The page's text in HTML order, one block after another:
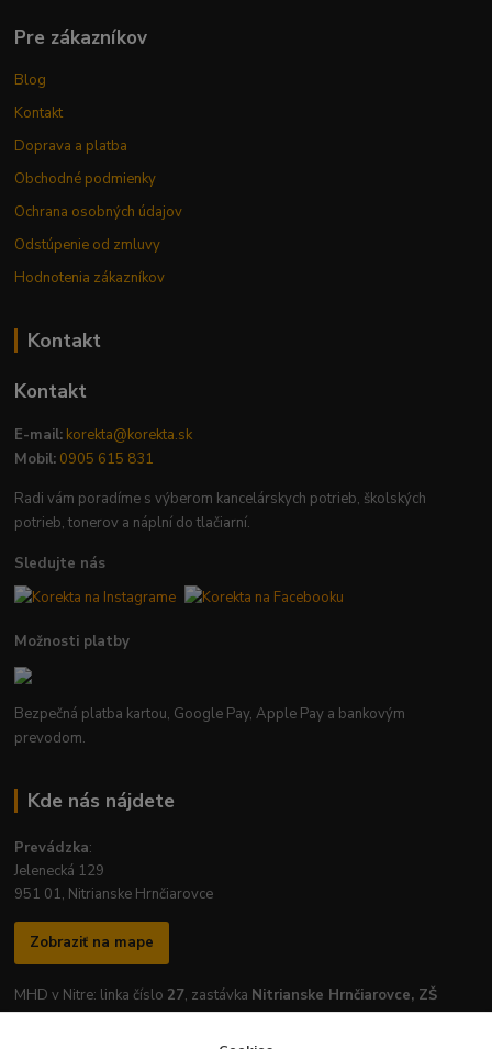
Pre zákazníkov
Blog
Kontakt
Doprava a platba
Obchodné podmienky
Ochrana osobných údajov
Odstúpenie od zmluvy
Hodnotenia zákazníkov
Kontakt
Kontakt
E-mail: korekta@korekta.sk
Mobil: 0905 615 831
Radi vám poradíme s výberom kancelárskych potrieb, školských
potrieb, tonerov a náplní do tlačiarní.
Sledujte nás
Možnosti platby
Bezpečná platba kartou, Google Pay, Apple Pay a bankovým
prevodom.
Kde nás nájdete
Prevádzka:
Jelenecká 129
951 01, Nitrianske Hrnčiarovce
Zobraziť na mape
MHD v Nitre: linka číslo 27, zastávka Nitrianske Hrnčiarovce, ZŠ